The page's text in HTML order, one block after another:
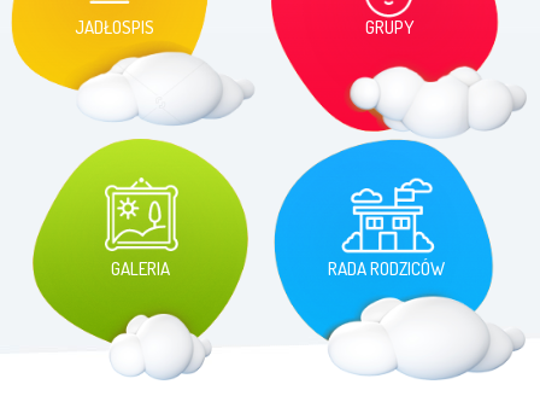
JADŁOSPIS GRUPY
GALERIA RADA RODZICÓW